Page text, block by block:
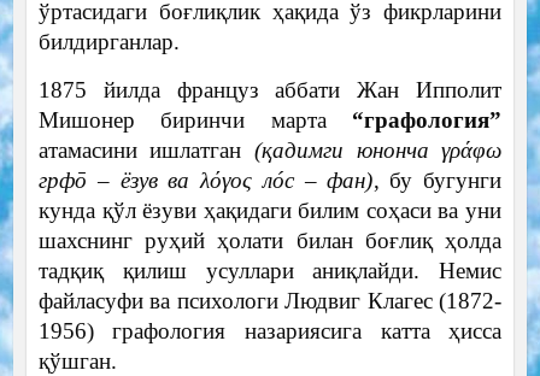
ўртасидаги боғлиқлик ҳақида ўз фикрларини
билдирганлар.
1875 йилда француз аббати Жан Ипполит
Мишонер биринчи марта “графология”
атамасини ишлатган (қадимги юнонча γράφω
грфō – ёзув ва λόγος лóс – фан), бу бугунги
кунда қўл ёзуви ҳақидаги билим соҳаси ва уни
шахснинг руҳий ҳолати билан боғлиқ ҳолда
тадқиқ қилиш усуллари аниқлайди. Немис
файласуфи ва психологи Людвиг Клагес (1872-
1956) графология назариясига катта ҳисса
қўшган.